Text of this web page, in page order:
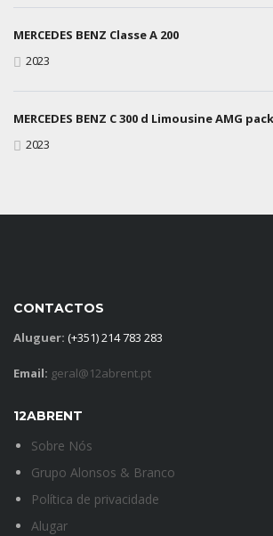
MERCEDES BENZ Classe A 200
2023
MERCEDES BENZ C 300 d Limousine AMG pack
2023
CONTACTOS
Aluguer: (+351) 214 783 283
Email: geral@12abrent.pt
12ABRENT
Sobre Nós
Grupo Alonsos & Branco
Política de privacidade
Alugar